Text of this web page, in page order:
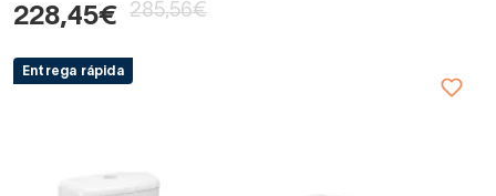
228,45€ 285,56€
Entrega rápida